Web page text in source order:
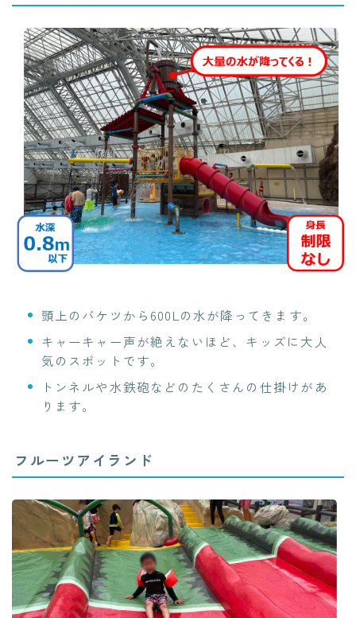
頭上のバケツから600Lの水が降ってきます。
キャーキャー声が絶えないほど、キッズに大人
気のスポットです。
トンネルや水鉄砲などのたくさんの仕掛けがあ
ります。
フルーツアイランド